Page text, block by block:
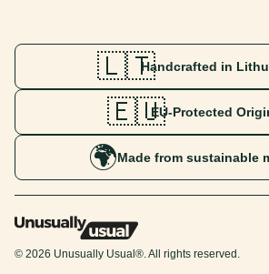
🇱🇹Handcrafted in
🇪🇺EU-Protected
🌍Made from sustainable
© 2026 Unusually Usual®. All rights reserved.